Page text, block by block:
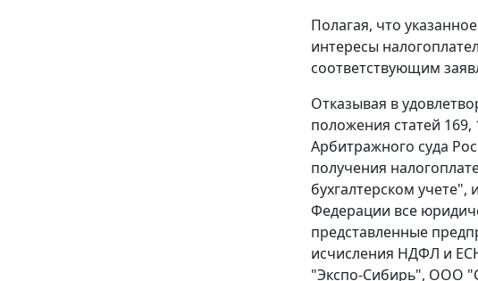
Полагая, что
интересы
соответствующим
Отказывая в
положения статей 169,
Арбитражного суда
получения
бухгалтерском учете",
Федерации все
представленные
исчисления НДФЛ и
"Экспо-Сибирь", ООО